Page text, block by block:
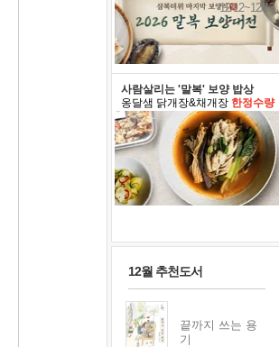
12/12~12/13
사람살리는 '말복' 보양 밥상
옹달샘 닭개장&채개장 한정수량
12월 추천도서
끝까지 쓰는 용
기